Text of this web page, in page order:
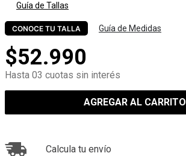
Guía de Tallas
CONOCE TU TALLA Guía de Medidas
$52.990
Hasta 03 cuotas sin interés
AGREGAR AL CARRITO
Calcula tu envío